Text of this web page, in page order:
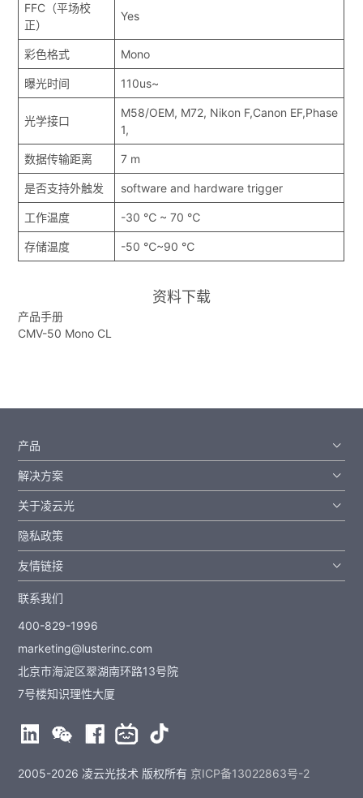
FFC（平场校
正）
Yes
彩色格式 Mono
曝光时间 110us~
光学接口
M58/OEM, M72, Nikon F,Canon EF,Phase
1,
数据传输距离 7 m
是否支持外触发 software and hardware trigger
工作温度 -30 ℃ ~ 70 ℃
存储温度 -50 ℃~90 ℃
资料下载
产品手册
CMV-50 Mono CL
产品
解决方案
关于凌云光
隐私政策
友情链接
联系我们
400-829-1996
marketing@lusterinc.com
北京市海淀区翠湖南环路13号院
7号楼知识理性大厦
2005-2026 凌云光技术 版权所有 京ICP备13022863号-2